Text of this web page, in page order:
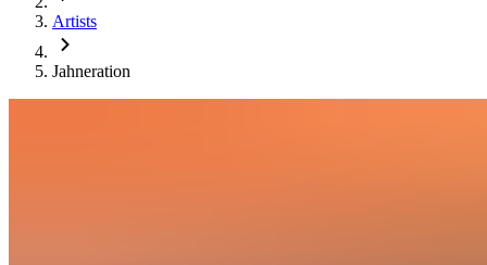
Artists
Jahneration